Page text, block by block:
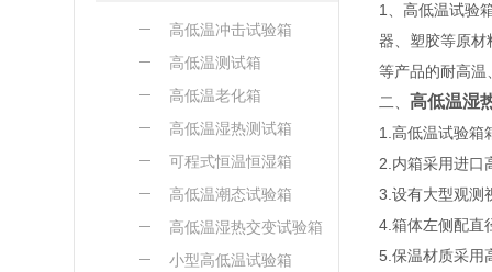
高低温冲击试验箱
高低温测试箱
高低温老化箱
高低温湿热测试箱
可程式恒温恒湿箱
高低温潮态试验箱
高低温湿热交变试验箱
小型高低温试验箱
1、高低温试验
器、塑胶等原材
等产品的耐高
二、 高低温湿
1.高低温试验箱
2.内箱采用进口
3.设有大型观测
4.箱体左侧配直
5.保温材质采用